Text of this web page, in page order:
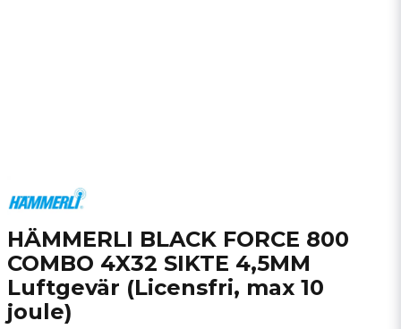
HÄMMERLI BLACK FORCE 800
COMBO 4X32 SIKTE 4,5MM
Luftgevär (Licensfri, max 10
joule)